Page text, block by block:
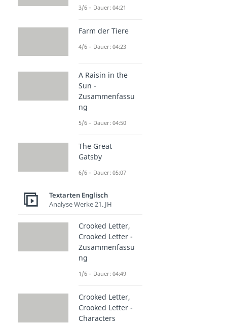
3/6 – Dauer: 04:21
Farm der Tiere
4/6 – Dauer: 04:23
A Raisin in the
Sun -
Zusammenfassu
ng
5/6 – Dauer: 04:50
The Great
Gatsby
6/6 – Dauer: 05:07
Textarten Englisch
Analyse Werke 21. JH
Crooked Letter,
Crooked Letter -
Zusammenfassu
ng
1/6 – Dauer: 04:49
Crooked Letter,
Crooked Letter -
Characters